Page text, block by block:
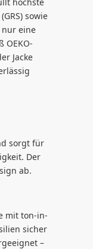
sowie
eine
OEKO-
Jacke
sorgt für
Der
ab.
mit ton-in-
sicher
–